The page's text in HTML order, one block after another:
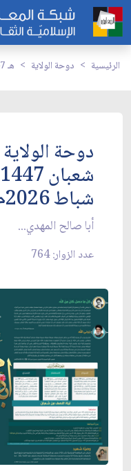
الرئيسية دوحة الولاية 1447 هـ
شباط 2026م
أبا صالح المهدي...
عدد الزوار: 764